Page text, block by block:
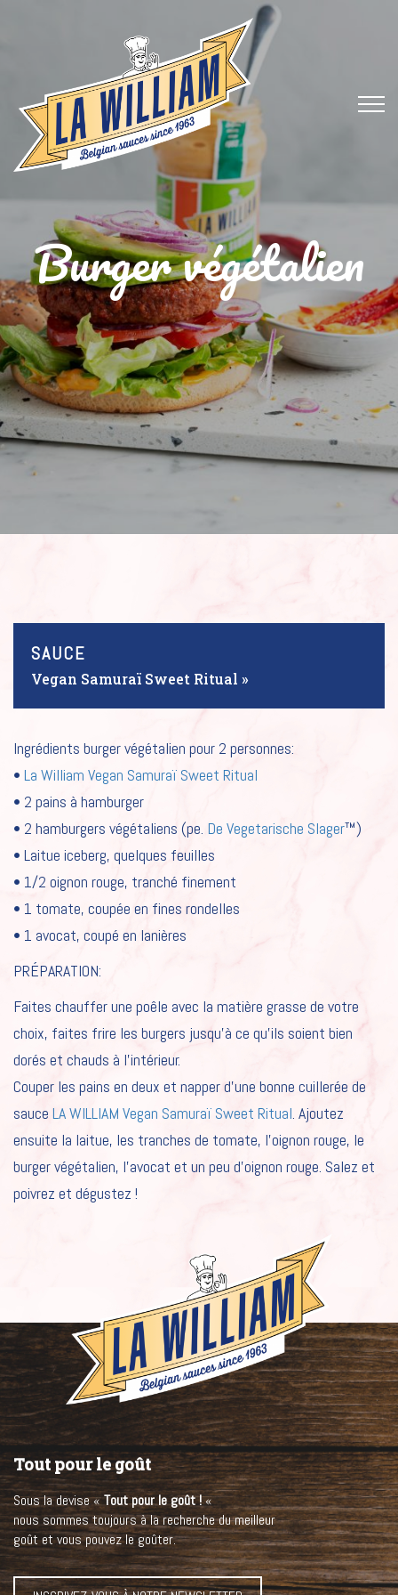
HOME
NOTRE HISTOIRE
CAREER
POUR LES PROFESSIONNELS
FR
NL
Burger végétalien
SAUCE
Vegan Samuraï Sweet Ritual »
Ingrédients burger végétalien pour 2 personnes:
• La William Vegan Samuraï Sweet Ritual
• 2 pains à hamburger
• 2 hamburgers végétaliens (pe. De Vegetarische Slager™)
• Laitue iceberg, quelques feuilles
• 1/2 oignon rouge, tranché finement
• 1 tomate, coupée en fines rondelles
• 1 avocat, coupé en lanières
PRÉPARATION:
Faites chauffer une poêle avec la matière grasse de votre
choix, faites frire les burgers jusqu’à ce qu’ils soient bien
dorés et chauds à l’intérieur.
Couper les pains en deux et napper d’une bonne cuillerée de
sauce LA WILLIAM Vegan Samuraï Sweet Ritual. Ajoutez
ensuite la laitue, les tranches de tomate, l’oignon rouge, le
burger végétalien, l’avocat et un peu d’oignon rouge. Salez et
poivrez et dégustez !
Tout pour le goût
Sous la devise «Tout pour le goût !«
nous sommes toujours à la recherche du meilleur
goût et vous pouvez le goûter.